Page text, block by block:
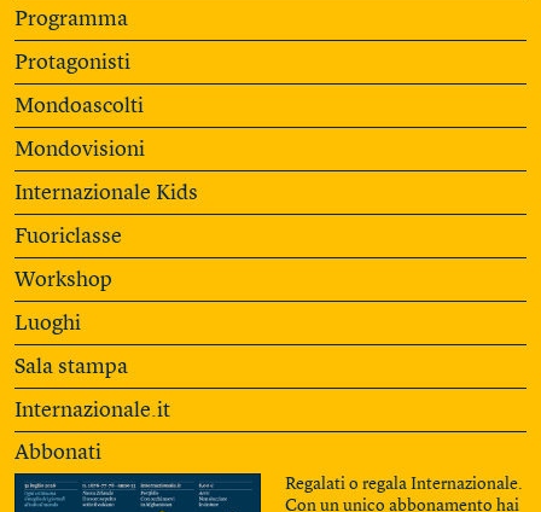
Programma
Protagonisti
Mondoascolti
Mondovisioni
Internazionale Kids
Fuoriclasse
Workshop
Luoghi
Sala stampa
Internazionale.it
Abbonati
Regalati o regala Internazionale.
Con un unico abbonamento hai